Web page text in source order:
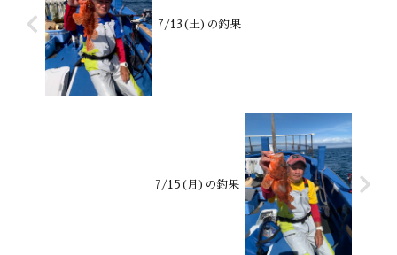
7/13(土)の釣果
7/15(月)の釣果